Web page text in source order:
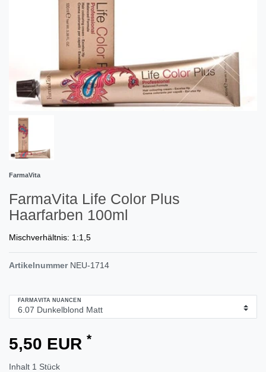
FarmaVita
FarmaVita Life Color Plus
Haarfarben 100ml
Mischverhältnis: 1:1,5
Artikelnummer NEU-1714
FARMAVITA NUANCEN
5,50 EUR *
Inhalt 1 Stück